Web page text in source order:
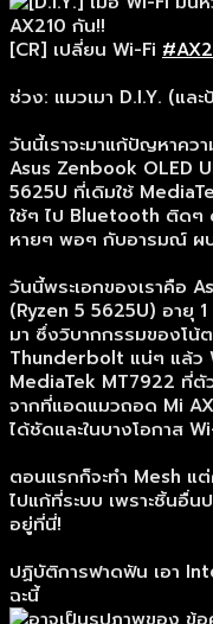
[CR] เปลี่ยน Wi-Fi
ช่วง: แมวเมา D.I.Y. (และ
วันนี้เราจะมาแก้ปัญหาคว
Asus Zenbook OLED
5625U ที่เดิมใช้
ใช้ๆ ไป Bluetooth ติด
หายๆ พอๆ กับอารมณ์ ผ
วันนี้พระเอกของเราคือ
(Ryzen 5 5625U) อายุ
มา ซึ่งวิบากกรรมของโน้
Thunderbolt แน่ๆ แล้ว
MediaTek MT7922 ที่ตั
จากที่แอดแมวถอด Mi
ได้ชัดและในบางโอกาส
ตอนแรกก็จะทำ Mesh แ
ไปแก้ที่ระบบ เพราะชิ้น
อยู่ที่นี่!
ปฏิบัติการฟาดฟัน เอา
ฉะนี้